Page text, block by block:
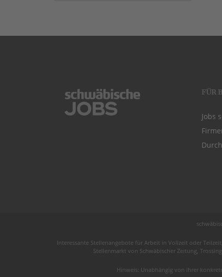
FÜR
Jobs
Interessante Stellenangebote für Arbeit in Vollzeit oder Teilzeit
Stellenmarkt von Schwäbischer Zeitung,
Hinweis: Unabhängig von ihrer